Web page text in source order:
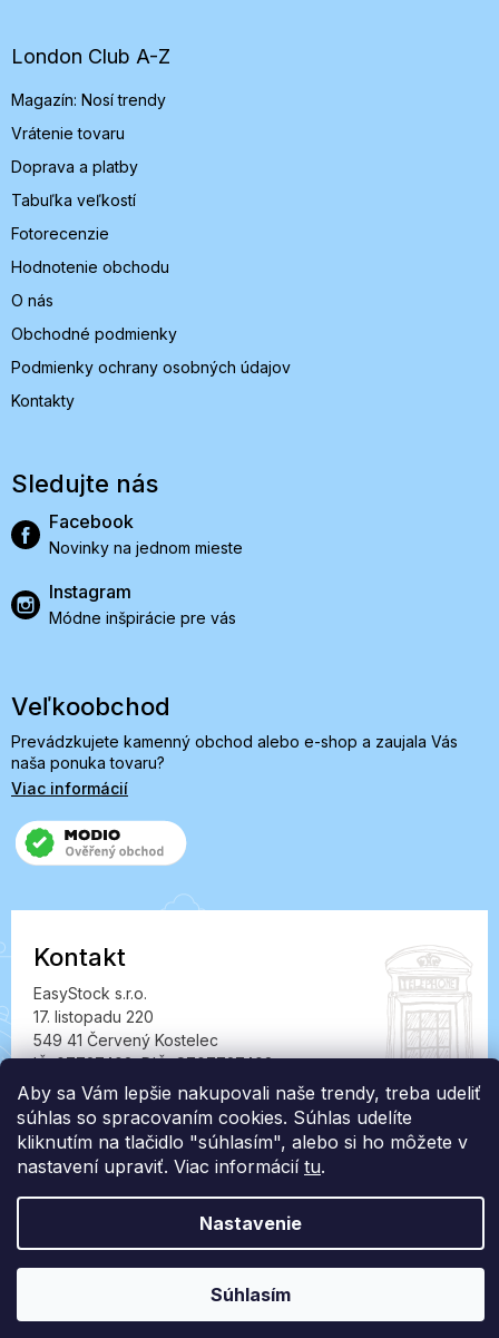
Aby sa Vám lepšie nakupovali naše trendy, treba udeliť
súhlas so spracovaním cookies. Súhlas udelíte
kliknutím na tlačidlo "súhlasím", alebo si ho môžete v
nastavení upraviť. Viac informácií tu.
Nastavenie
Súhlasím
e
London Club A-Z
Magazín: Nosí trendy
Vrátenie tovaru
Doprava a platby
Tabuľka veľkostí
Fotorecenzie
Hodnotenie obchodu
O nás
Obchodné podmienky
Podmienky ochrany osobných údajov
Kontakty
Sledujte nás
Facebook
Novinky na jednom mieste
Instagram
Módne inšpirácie pre vás
Veľkoobchod
Prevádzkujete kamenný obchod alebo e-shop a zaujala Vás
naša ponuka tovaru?
Viac informácií
Kontakt
EasyStock s.r.o.
17. listopadu 220
549 41 Červený Kostelec
IČ: 07727402, DIČ: CZ07727402
info@londonclub.sk
Vytvoril Shoptet Premium